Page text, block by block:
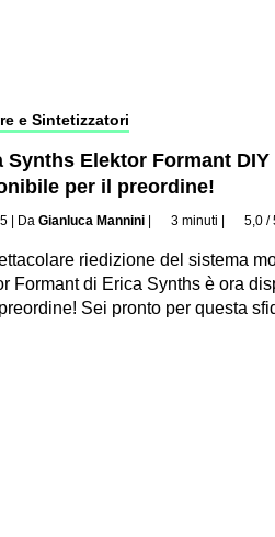
e Sintetizzatori
Synths Elektor Formant DIY
per il preordine!
Da Gianluca Mannini 3 minuti 5,0 /
riedizione del sistema
Formant di Erica Synths è ora
Sei pronto per questa